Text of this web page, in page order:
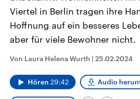
Alle Informationen
Sachsen-Anhalt wählt am 6.
September 2026 einen neuen
Landtag. Seit 2021 wird das
Bundesland von einer Koalition aus
Umfragen, Prognosen,
Wahlprogramme, aktuelle Berichte
und Kandidaten der anstehenden
Wahl.
Viertel in Berlin tragen ihre
Hoffnung auf ein besseres
aber für viele Bewohner nicht.
Von Laura Helena Wurth | 25.02.2024
Hören 29:42 Audio